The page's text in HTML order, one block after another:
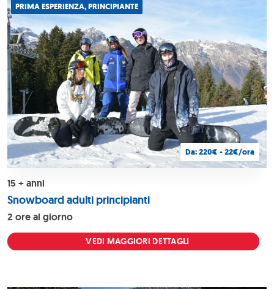
Da: 220€ - 22€/ora
PRIMA ESPERIENZA, PRINCIPIANTE
15 + anni
Snowboard adulti principianti
2 ore al giorno
VEDI MAGGIORI DETTAGLI